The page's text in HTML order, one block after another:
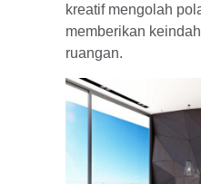
kreatif mengolah
memberikan
ruangan.